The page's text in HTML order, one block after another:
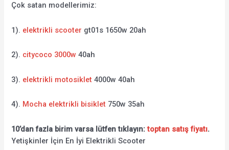
Çok satan modellerimiz:
1). elektrikli scooter gt01s 1650w 20ah
2). citycoco 3000w 40ah
3). elektrikli motosiklet 4000w 40ah
4). Mocha elektrikli bisiklet 750w 35ah
10’dan fazla birim varsa lütfen tıklayın:toptan satış fiyatı.
Yetişkinler İçin En İyi Elektrikli Scooter